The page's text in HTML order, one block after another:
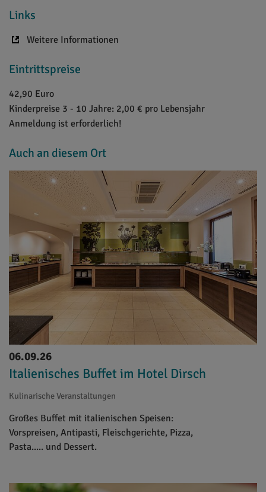
Links
Weitere Informationen
Eintrittspreise
42,90 Euro
Kinderpreise 3 - 10 Jahre: 2,00 € pro Lebensjahr
Anmeldung ist erforderlich!
Auch an diesem Ort
06.09.26
Italienisches Buffet im Hotel Dirsch
Kulinarische Veranstaltungen
Großes Buffet mit italienischen Speisen:
Vorspreisen, Antipasti, Fleischgerichte, Pizza,
Pasta..... und Dessert.